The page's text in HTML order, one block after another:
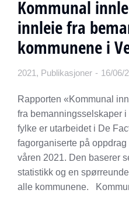
Kommunal
innleie fra
kommunene i
2021 , Publikasjoner 16/06/
Rapporten «Kommunal
fra bemanningsselskaper
fylke er utarbeidet i De
fagorganiserte på
våren 2021. Den baserer
statistikk og en
alle kommunene.